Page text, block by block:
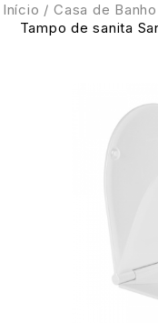
Início / Casa de Banho
Tampo de sanita